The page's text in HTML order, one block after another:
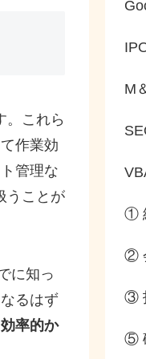
。これら
作業効
管理な
うことが
に知っ
るはず
率的か
M
①
②
③
⑤